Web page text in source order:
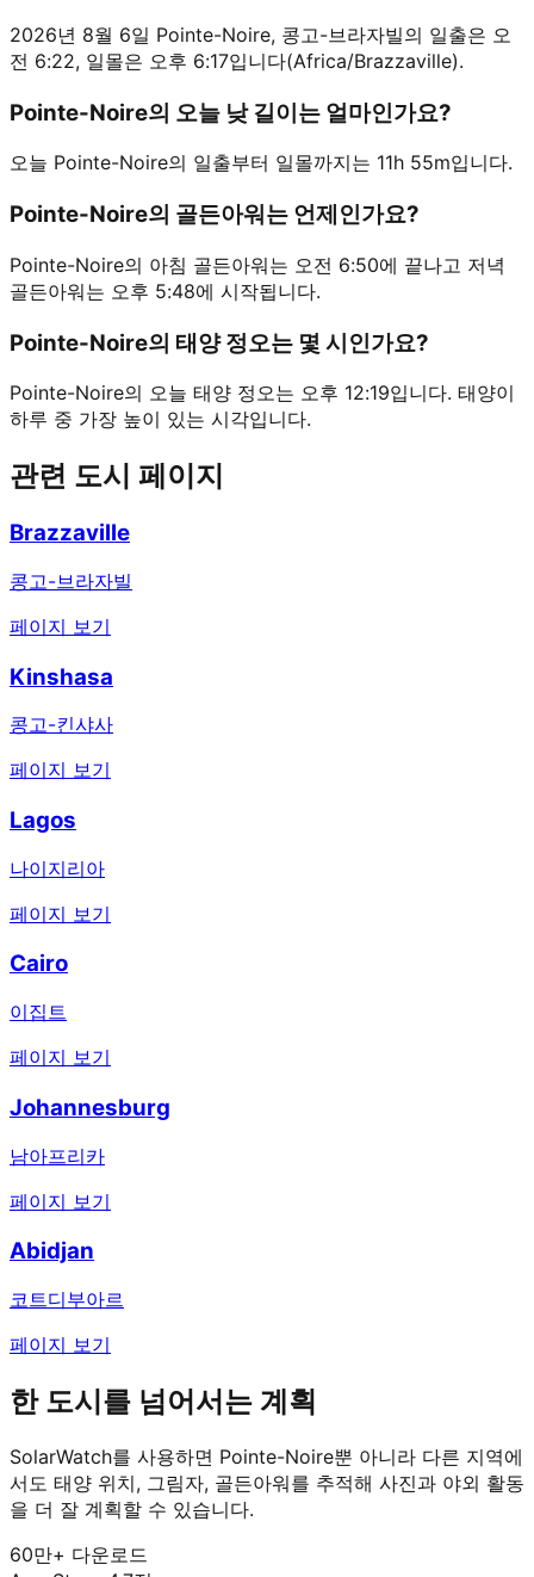
2026년 8월 6일 Pointe-Noire, 콩고-브라자빌의 일출은 오
전 6:22, 일몰은 오후 6:17입니다(Africa/Brazzaville).
Pointe-Noire의 오늘 낮 길이는 얼마인가요?
오늘 Pointe-Noire의 일출부터 일몰까지는 11h 55m입니다.
Pointe-Noire의 골든아워는 언제인가요?
Pointe-Noire의 아침 골든아워는 오전 6:50에 끝나고 저녁
골든아워는 오후 5:48에 시작됩니다.
Pointe-Noire의 태양 정오는 몇 시인가요?
Pointe-Noire의 오늘 태양 정오는 오후 12:19입니다. 태양이
하루 중 가장 높이 있는 시각입니다.
관련 도시 페이지
Brazzaville
콩고-브라자빌
페이지 보기
Kinshasa
콩고-킨샤사
페이지 보기
Lagos
나이지리아
페이지 보기
Cairo
이집트
페이지 보기
Johannesburg
남아프리카
페이지 보기
Abidjan
코트디부아르
페이지 보기
한 도시를 넘어서는 계획
SolarWatch를 사용하면 Pointe-Noire뿐 아니라 다른 지역에
서도 태양 위치, 그림자, 골든아워를 추적해 사진과 야외 활동
을 더 잘 계획할 수 있습니다.
60만+ 다운로드